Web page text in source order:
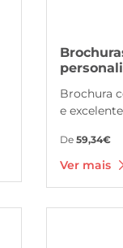
Brochura
e
De 59,34€
Ver mais
Ver mais Bloco